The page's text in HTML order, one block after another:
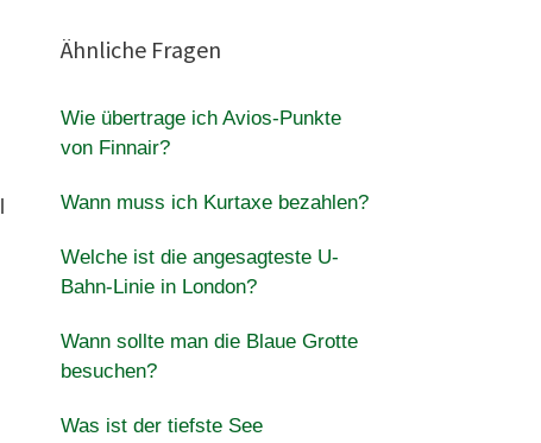
Ähnliche Fragen
Wie übertrage ich Avios-Punkte
von Finnair?
Wann muss ich Kurtaxe bezahlen?
Welche ist die angesagteste U-
Bahn-Linie in London?
Wann sollte man die Blaue Grotte
besuchen?
Was ist der tiefste See